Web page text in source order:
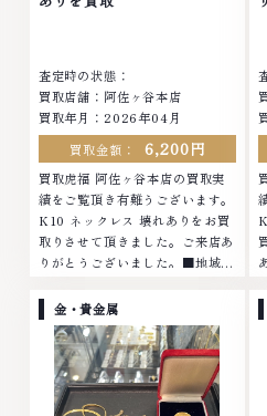
中無休
査定時の状態：
買取店舗：阿佐ヶ谷本店
買取年月：2026年04月
買取金額：
6,200円
買取虎福 阿佐ヶ谷本店の買取実
績をご覧頂き有難うございます。
K10 ネックレス 壊れありをお買
取りさせて頂きました。ご来店あ
りがとうございました。■地域買
モンド ブランド品 ブランド衣類
お酒買取りのことなら、お任せく
ださいなかでも金・プラチナ等の
アクセサリー・貴金属・宝石・ダ
イヤモンド・ジュエリーや ブラ
ンド品・時計等は特に自信を持っ
金・貴金属